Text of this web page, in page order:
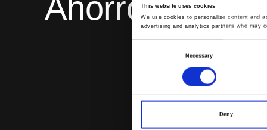
This website uses cookies
We use cookies to personalise content and
advertising and analytics partners who may
Necessary
Deny
Ahorro en los